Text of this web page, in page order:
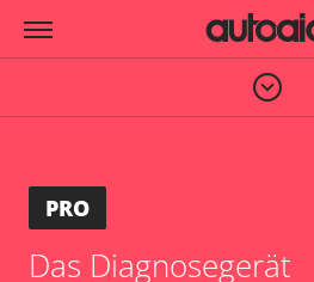
PRO
Das Diagnosegerät